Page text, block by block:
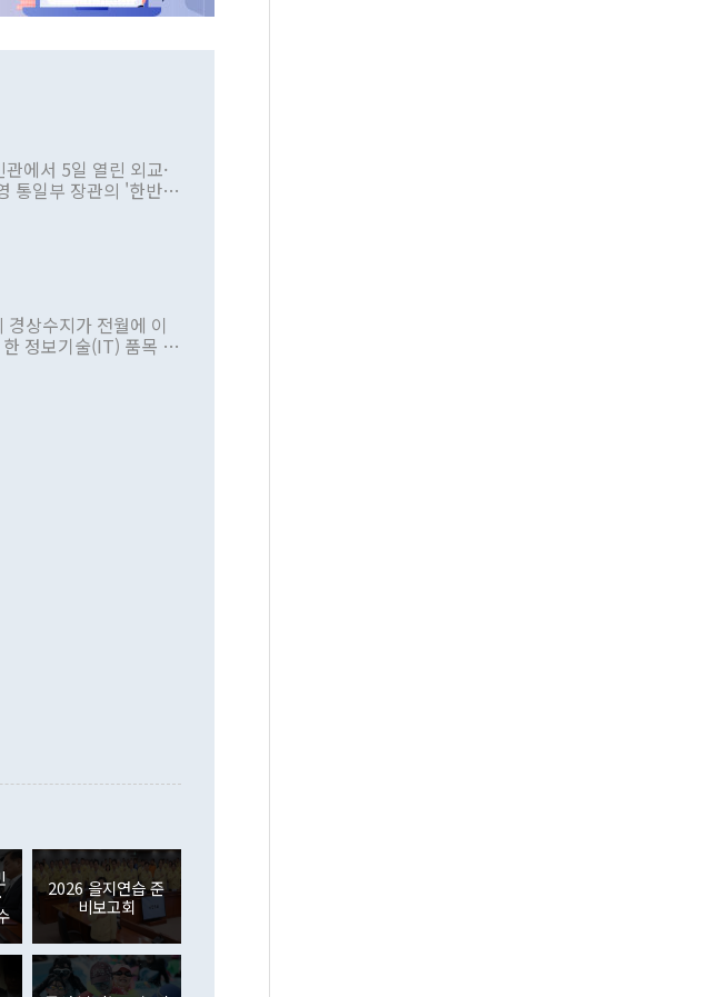
에서 5일 열린 외교·
통일부 장관의 '한반도
으로 추진하겠다고 공
놨다. 그동안 정 장
있지만 대통령과 유
은 이례적이다. 정 장
소리도 높아지고 있
핵화만 되뇌는 것은
"이라고 말했다. 하
에 플러스냐, 결론적
자 회담'에 대해 "이상
포럼(EEF)'을 언급하
데 대해서도 조 장관
가 나가지 않았다"고
부 내 조율을 거치지
국호 사용, 9·19 군
할 사안이 아니어서 월
업무보고를 듣고 난
상수지가 전월에 이
정보기술(IT) 품목 수
수입은 644억8000만
증가했다. IT 품목
▲화공품
4억4000만달러 적자
억7000만달러 흑자
저효과로 배당지급이
직접투자에서는 내국
자가 46억3000만달러
매도세가 이어졌다. 외
로 316억1000만달러
순매도 기록을 다시
자금 유입에도
만달러를 기록했
2026 을지연습 준
비보고회